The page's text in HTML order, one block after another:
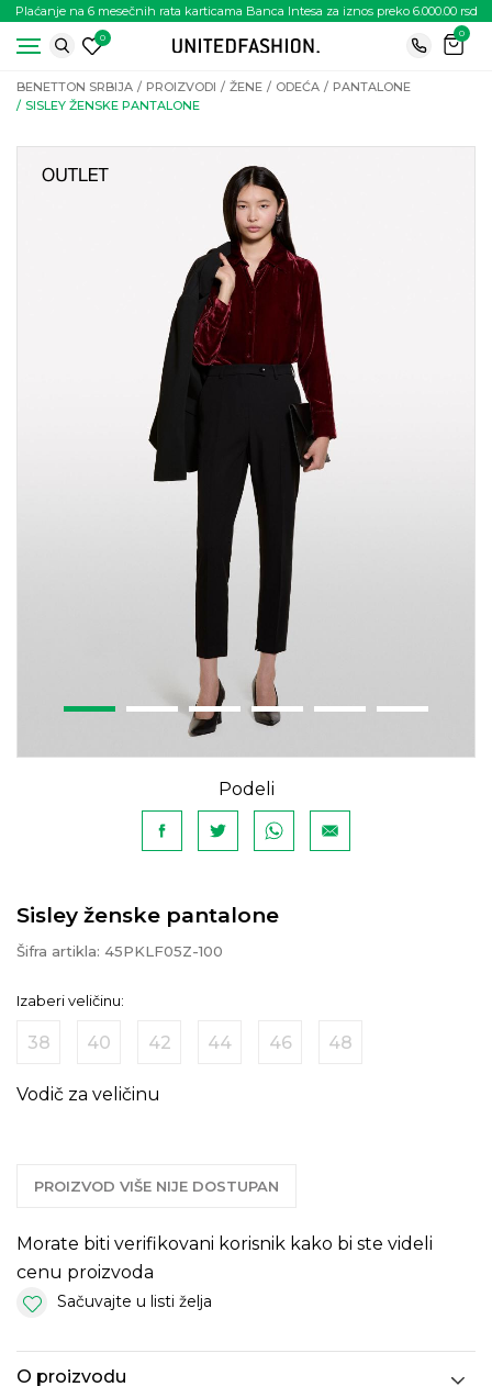
Plaćanje na 6 mesečnih rata karticama Banca Intesa za iznos preko 6.000.00 rsd
0
0
BENETTON SRBIJA PROIZVODI ŽENE ODEĆA
PANTALONE
SISLEY ŽENSKE PANTALONE
Podeli
Sisley ženske pantalone
Šifra artikla: 45PKLF05Z-100
Izaberi veličinu:
38 40 42 44 46 48
Vodič za veličinu
PROIZVOD VIŠE NIJE DOSTUPAN
Morate biti verifikovani korisnik kako bi ste videli
cenu proizvoda
Sačuvajte u listi želja
O proizvodu